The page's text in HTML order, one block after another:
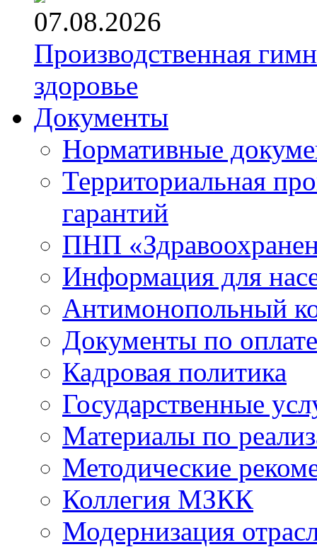
07.08.2026
Производственная
здоровье
Документы
Нормативные
Территориальная
гарантий
ПНП
Информация для
Антимонопольный
Документы по
Кадровая политика
Государственные
Материалы по
Методические
Коллегия МЗКК
Модернизация